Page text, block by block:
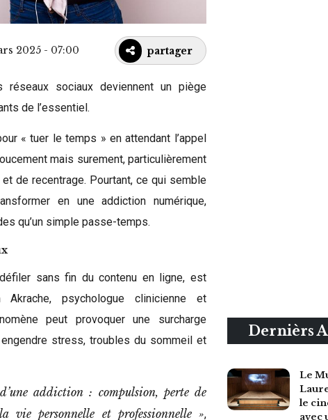
2025 - 07:00 partager
sociaux deviennent un piège
de l’essentiel.
« tuer le temps » en attendant l’appel
mais surement, particulièrement
de recentrage. Pourtant, ce qui semble
en une addiction numérique,
qu’un simple passe-temps.
sans fin du contenu en ligne, est
psychologue clinicienne et
peut provoquer une surcharge
stress, troubles du sommeil et
addiction : compulsion, perte de
vie personnelle et professionnelle »,
Dernièrs
Le
le
avec